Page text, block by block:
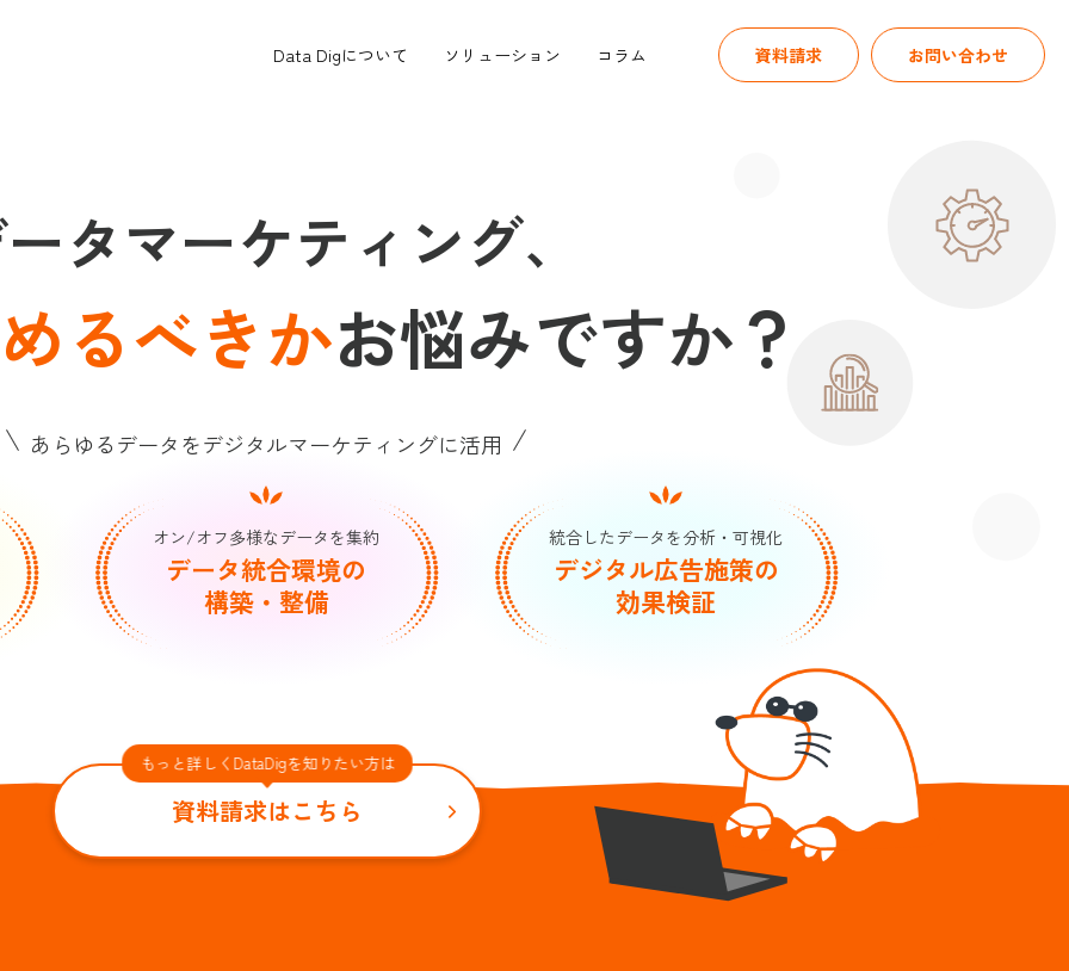
Data Digについて ソリューション コラム 資料請求 お問い合わせ
タマーケティング、
るべきかお悩みですか？
あらゆるデータをデジタルマーケティングに活用
オン/オフ多様なデータを集約
データ統合環境の
構築・整備
統合したデータを分析・可視化
デジタル広告施策の
効果検証
もっと詳しくDataDigを知りたい方は
資料請求はこちら